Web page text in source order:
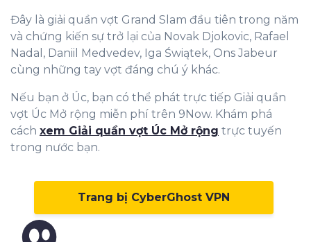
Đây là giải quần vợt Grand Slam đầu tiên trong năm
và chứng kiến ​​sự trở lại của Novak Djokovic, Rafael
Nadal, Daniil Medvedev, Iga Świątek, Ons Jabeur
cùng những tay vợt đáng chú ý khác.
Nếu bạn ở Úc, bạn có thể phát trực tiếp Giải quần
vợt Úc Mở rộng miễn phí trên 9Now. Khám phá
cách xem Giải quần vợt Úc Mở rộng trực tuyến
trong nước bạn.
Trang bị CyberGhost VPN